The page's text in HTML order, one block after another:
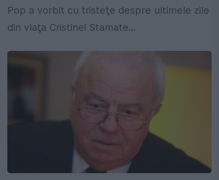
Pop a vorbit cu tristeţe despre ultimele zile
din viaţa Cristinei Stamate...